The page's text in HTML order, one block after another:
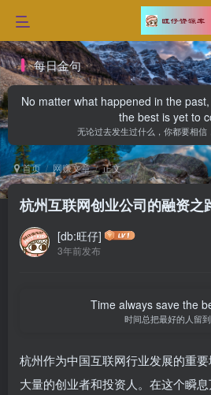
每日金句
No matter what happened in the
the best is yet to
无论过去发生过什么，你都要相信
首页 网赚文章 正文
杭州互联网创业公司的融资之
[db:旺仔]
3年前发布
Time always save the
时间总把最好的人留
杭州作为中国互联网行业发展的重
大量的创业者和投资人。在这个瞬